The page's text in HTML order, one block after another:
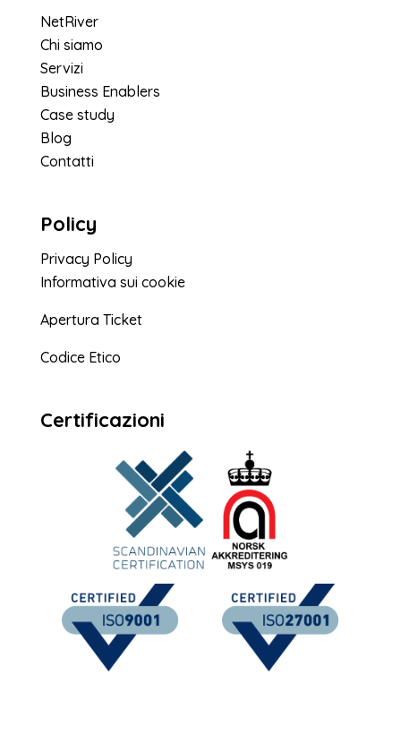
NetRiver
Chi siamo
Servizi
Business Enablers
Case study
Blog
Contatti
Policy
Privacy Policy
Informativa sui cookie
Apertura Ticket
Codice Etico
Certificazioni